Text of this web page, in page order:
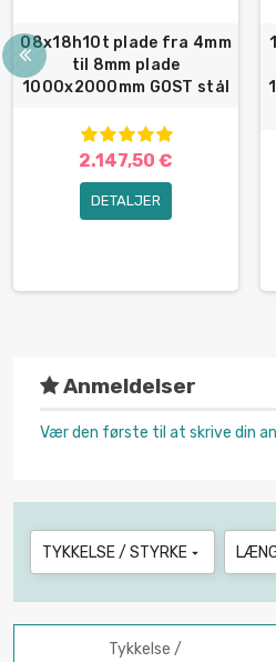
08x18h10t plade fra 4mm
til 8mm plade
1000x2000mm GOST stål
2.147,50 €
DETALJER
Anmeldelser
Vær den første til at skrive din
TYKKELSE / STYRKE 
Tykkelse /